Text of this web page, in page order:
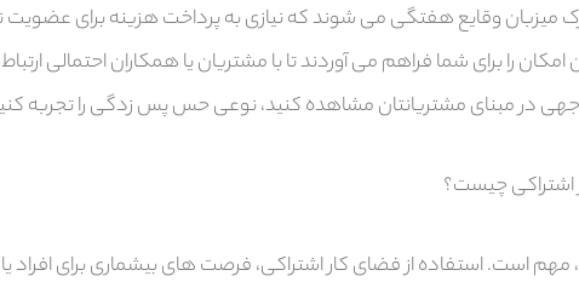
وقایع هفتگی می شوند که نیازی به پرداخت هزینه برای عضویت
را برای شما فراهم می آوردند تا با مشتریان یا همکاران احتمالی
در مبنای مشتریانتان مشاهده کنید، نوعی حس پس زدگی را تجربه
اشتراکی چیست؟
مهم است. استفاده از فضای کار اشتراکی، فرصت های بیشماری برای افراد